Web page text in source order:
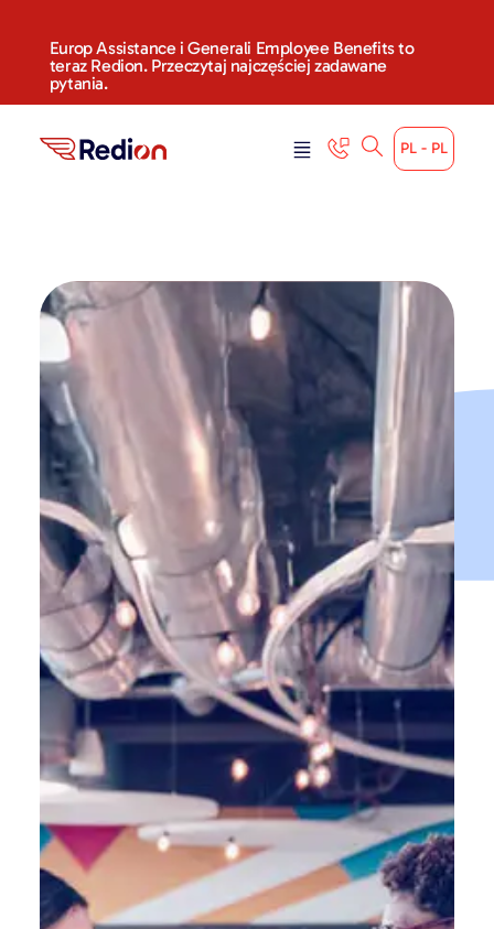
Europ Assistance i Generali Employee Benefits to
teraz Redion. Przeczytaj najczęściej zadawane
pytania.
PL - PL